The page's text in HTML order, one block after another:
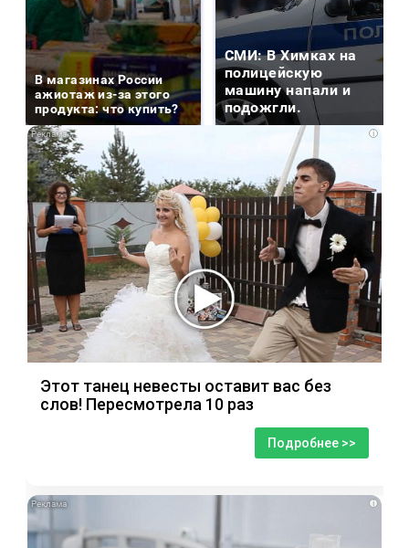
В магазинах России
ажиотаж из-за этого
продукта: что купить?
СМИ: В Химках на
полицейскую
машину напали и
подожгли.
i
Этот танец невесты оставит вас без
слов! Пересмотрела 10 раз
Подробнее >>
i